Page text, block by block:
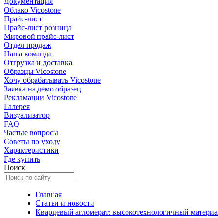
Облако Vicostone
Прайс-лист
Прайс-лист розница
Мировой прайс-лист
Отдел продаж
Наша команда
Отгрузка и доставка
Образцы Vicostone
Хочу обрабатывать Vicostone
Заявка на демо образец
Рекламации Vicostone
Галерея
Визуализатор
FAQ
Частые вопросы
Советы по уходу
Характеристики
Где купить
Поиск
Главная
Статьи и новости
Кварцевый агломерат: высокотехнологичный